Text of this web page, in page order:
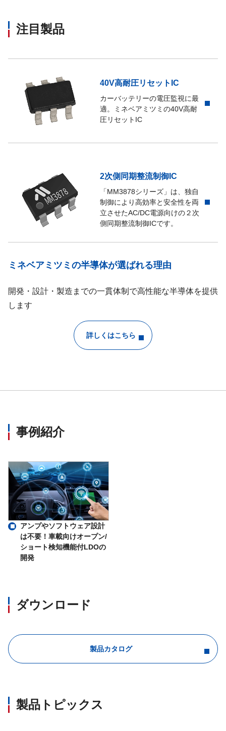
注目製品
40V高耐圧リセットIC
カーバッテリーの電圧監視に最
適。ミネベアミツミの40V高耐
圧リセットIC
2次側同期整流制御IC
「MM3878シリーズ」は、独自
制御により高効率と安全性を両
立させたAC/DC電源向けの２次
側同期整流制御ICです。
ミネベアミツミの半導体が選ばれる理由
開発・設計・製造までの一貫体制で高性能な半導体を提供
します
詳しくはこちら
事例紹介
アンプやソフトウェア設計
は不要！車載向けオープン/
ショート検知機能付LDOの
開発
ダウンロード
製品カタログ
製品トピックス